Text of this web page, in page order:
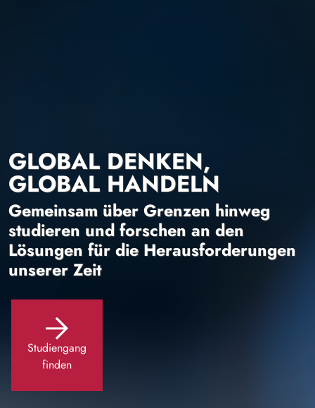
GLOBAL DENKEN,
GLOBAL HANDELN
Gemeinsam über Grenzen hinweg
studieren und forschen an den
Lösungen für die Herausforderungen
unserer Zeit
Studiengang
finden